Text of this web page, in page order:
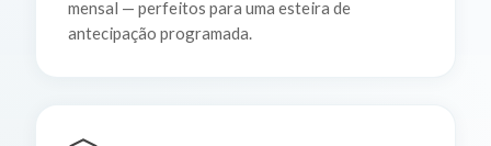
mensal — perfeitos para uma esteira de
antecipação programada.